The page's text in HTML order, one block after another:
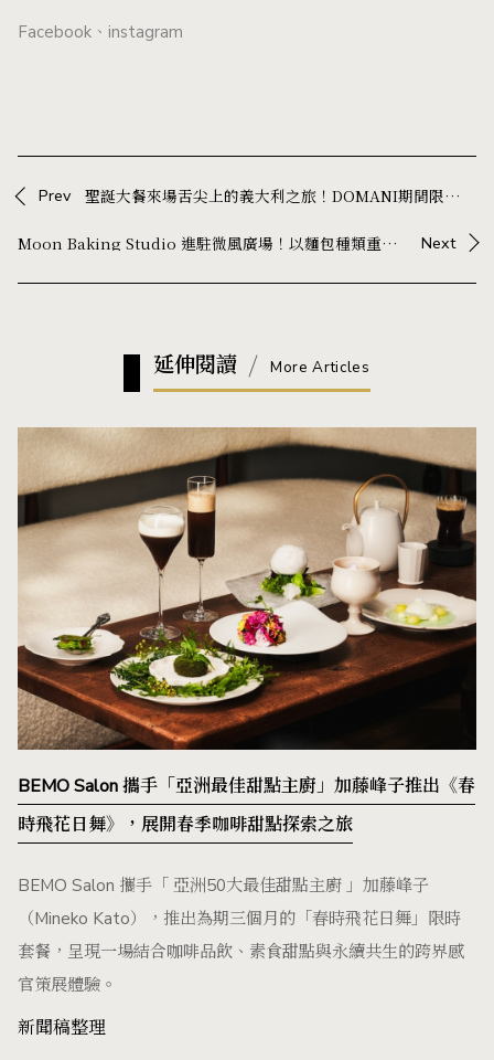
Facebook 、 instagram
Prev 聖誕大餐來場舌尖上的義大利之旅！DOMANI期間限定料理聯手羅馬人氣義式冰淇淋Old Bridge Gelateria
Moon Baking Studio 進駐微風廣場！以麵包種類重新規劃菜單，灰黑色調打造全新空間 Next
延伸閱讀 More Articles
BEMO Salon 攜手「亞洲最佳甜點主廚」加藤峰子推出《春
時飛花日舞》，展開春季咖啡甜點探索之旅
BEMO Salon 攜手「 亞洲50大最佳甜點主廚 」加藤峰子
（Mineko Kato），推出為期三個月的「春時飛花日舞」限時
套餐，呈現一場結合咖啡品飲、素食甜點與永續共生的跨界感
官策展體驗。
新聞稿整理